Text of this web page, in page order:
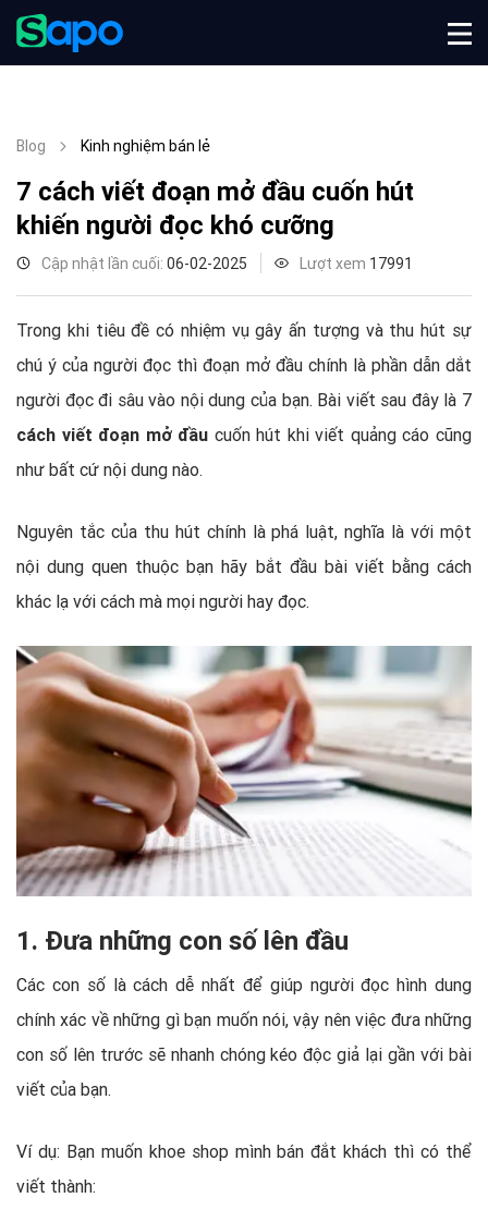
Blog Kinh nghiệm bán lẻ
7 cách viết đoạn mở đầu cuốn hút
khiến người đọc khó cưỡng
Cập nhật lần cuối: 06-02-2025 Lượt xem 17991
Trong khi tiêu đề có nhiệm vụ gây ấn tượng và thu hút sự
chú ý của người đọc thì đoạn mở đầu chính là phần dẫn dắt
người đọc đi sâu vào nội dung của bạn. Bài viết sau đây là 7
cách viết đoạn mở đầu cuốn hút khi viết quảng cáo cũng
như bất cứ nội dung nào.
Nguyên tắc của thu hút chính là phá luật, nghĩa là với một
nội dung quen thuộc bạn hãy bắt đầu bài viết bằng cách
khác lạ với cách mà mọi người hay đọc.
1. Đưa những con số lên đầu
Các con số là cách dễ nhất để giúp người đọc hình dung
chính xác về những gì bạn muốn nói, vậy nên việc đưa những
con số lên trước sẽ nhanh chóng kéo độc giả lại gần với bài
viết của bạn.
Ví dụ: Bạn muốn khoe shop mình bán đắt khách thì có thể
viết thành: